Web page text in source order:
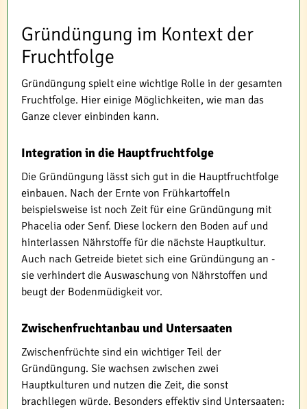
Gründüngung im Kontext der
Fruchtfolge
Gründüngung spielt eine wichtige Rolle in der gesamten
Fruchtfolge. Hier einige Möglichkeiten, wie man das
Ganze clever einbinden kann.
Integration in die Hauptfruchtfolge
Die Gründüngung lässt sich gut in die Hauptfruchtfolge
einbauen. Nach der Ernte von Frühkartoffeln
beispielsweise ist noch Zeit für eine Gründüngung mit
Phacelia oder Senf. Diese lockern den Boden auf und
hinterlassen Nährstoffe für die nächste Hauptkultur.
Auch nach Getreide bietet sich eine Gründüngung an -
sie verhindert die Auswaschung von Nährstoffen und
beugt der Bodenmüdigkeit vor.
Zwischenfruchtanbau und Untersaaten
Zwischenfrüchte sind ein wichtiger Teil der
Gründüngung. Sie wachsen zwischen zwei
Hauptkulturen und nutzen die Zeit, die sonst
brachliegen würde. Besonders effektiv sind Untersaaten: